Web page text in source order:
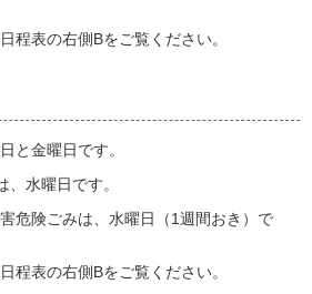
程表の右側Bをご覧ください。
と金曜日です。
、水曜日です。
危険ごみは、水曜日（1週間おき）で
程表の右側Bをご覧ください。